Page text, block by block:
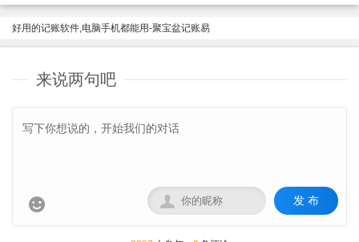
好用的记账软件,电脑手机都能用-聚宝盆记账易
来说两句吧
 发 布
